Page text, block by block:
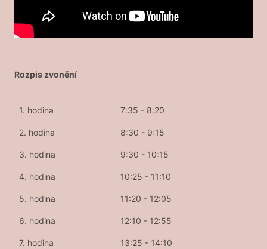
Rozpis zvonění
1. hodina 7:35 - 8:20
2. hodina 8:30 - 9:15
3. hodina 9:30 - 10:15
4. hodina 10:25 - 11:10
5. hodina 11:20 - 12:05
6. hodina 12:10 - 12:55
7. hodina 13:25 - 14:10